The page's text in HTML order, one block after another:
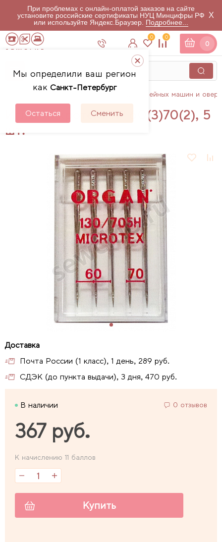
При проблемах с онлайн-оплатой заказов на сайте
установите российские сертификаты НУЦ Минцифры РФ
или используйте Яндекс.Браузер. Подробнее...
X
Мы определили ваш регион
как Санкт-Петербург
Остаться Сменить
0 0
0
Аксессуары для швейных машин и
Иглы микротекс № 60(3)70(2), 5
шт.
Почта России (1 класс), 1 день, 289 руб.
СДЭК (до пункта выдачи), 3 дня, 470 руб.
В наличии 0 отзывов
367 руб.
К начислению 11 баллов
Купить